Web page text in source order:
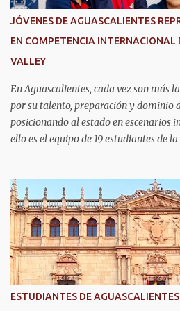
JÓVENES DE AGUASCALIENTES
EN COMPETENCIA INTERNACIONAL
VALLEY
En Aguascalientes, cada vez son más
por su talento, preparación y dominio
posicionando al estado en escenarios
ello es el equipo de 19 estudiantes de
competirán con jóvenes de todo el
RoboRAVE México 2025, en Puerto
precisión, creatividad y habilidades
prototipos y trabajo en equipo.
participarán en la categoría Fast Bot,
por ellos mismos deberán recorrer
con la mayor velocidad y exactitud.
ESTUDIANTES DE